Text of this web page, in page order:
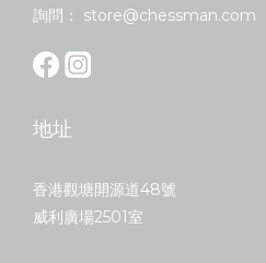
詢問： store@chessman.com
地址
香港觀塘開源道48號
威利廣場2501室